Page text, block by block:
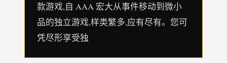
款游戏,自 AAA 宏大从事件移动到微小
品的独立游戏,样类繁多,应有尽有。您可
凭尽形享受独